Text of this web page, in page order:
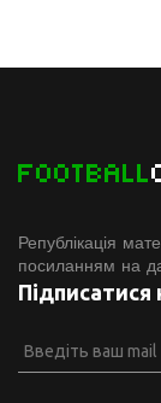
FOOTBALL
Републікація
посиланням на
Підписатися